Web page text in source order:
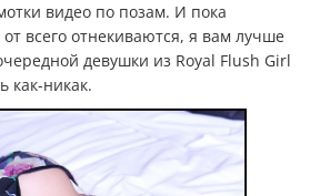
видео по позам. И пока
всего отнекиваются, я вам лучше
девушки из Royal Flush Girl
как-никак.